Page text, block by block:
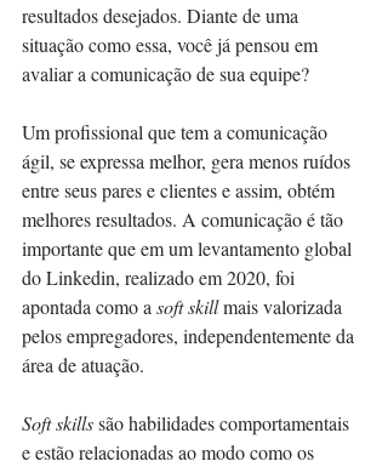
resultados desejados. Diante de uma
situação como essa, você já pensou em
avaliar a comunicação de sua equipe?
Um profissional que tem a comunicação
ágil, se expressa melhor, gera menos ruídos
entre seus pares e clientes e assim, obtém
melhores resultados. A comunicação é tão
importante que em um levantamento global
do Linkedin, realizado em 2020, foi
apontada como a soft skill mais valorizada
pelos empregadores, independentemente da
área de atuação.
Soft skills são habilidades comportamentais
e estão relacionadas ao modo como os